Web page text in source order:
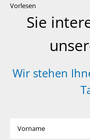
Vorlesen
Sie
Wir stehen